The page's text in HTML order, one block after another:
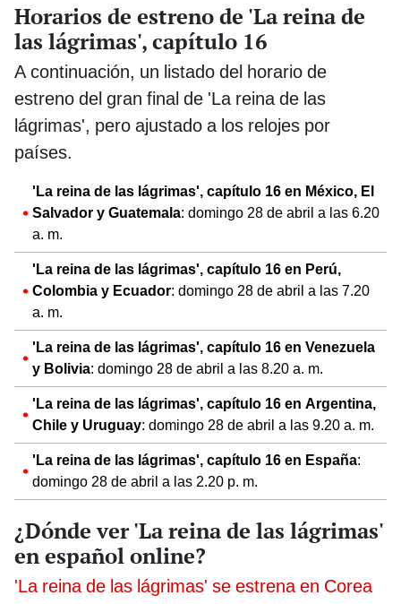
Horarios de estreno de 'La reina de
las lágrimas', capítulo 16
A continuación, un listado del horario de
estreno del gran final de 'La reina de las
lágrimas', pero ajustado a los relojes por
países.
'La reina de las lágrimas', capítulo 16 en México, El
Salvador y Guatemala: domingo 28 de abril a las 6.20
a. m.
'La reina de las lágrimas', capítulo 16 en Perú,
Colombia y Ecuador: domingo 28 de abril a las 7.20
a. m.
'La reina de las lágrimas', capítulo 16 en Venezuela
y Bolivia: domingo 28 de abril a las 8.20 a. m.
'La reina de las lágrimas', capítulo 16 en Argentina,
Chile y Uruguay: domingo 28 de abril a las 9.20 a. m.
'La reina de las lágrimas', capítulo 16 en España:
domingo 28 de abril a las 2.20 p. m.
¿Dónde ver 'La reina de las lágrimas'
en español online?
'La reina de las lágrimas' se estrena en Corea